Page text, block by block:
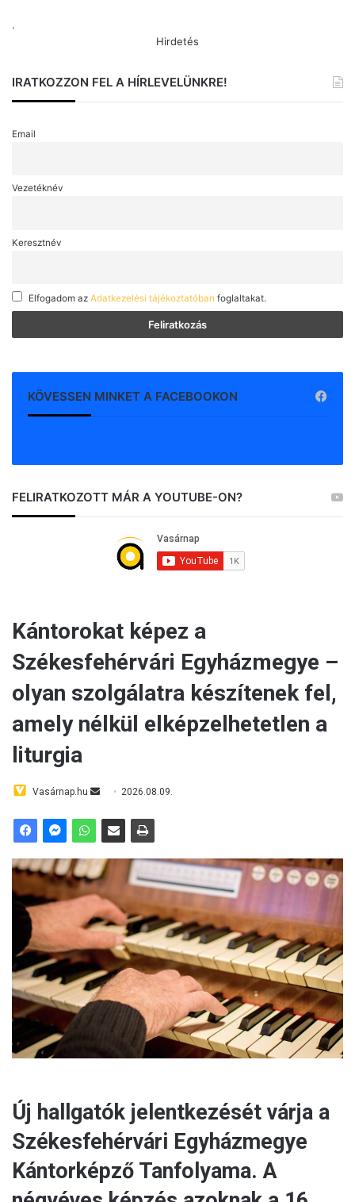
.
Hirdetés
IRATKOZZON FEL A HÍRLEVELÜNKRE!
Email
Vezetéknév
Keresztnév
Elfogadom az Adatkezelési tájékoztatóban foglaltakat.
KÖVESSEN MINKET A FACEBOOKON
FELIRATKOZOTT MÁR A YOUTUBE-ON?